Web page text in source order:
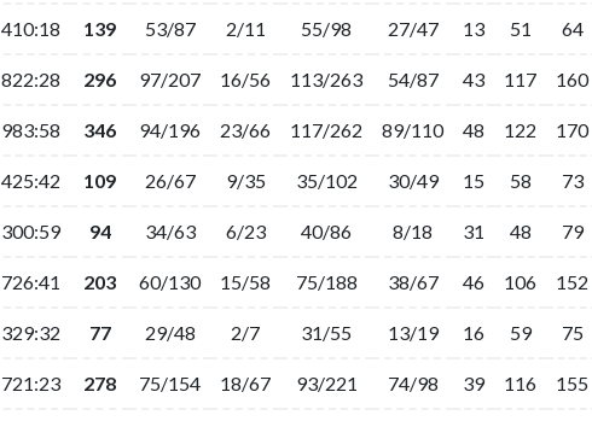
410:18 139 53/87 2/11 55/98 27/47 13 51 64
822:28 296 97/207 16/56 113/263 54/87 43 117 160
983:58 346 94/196 23/66 117/262 89/110 48 122 170
425:42 109 26/67 9/35 35/102 30/49 15 58 73
300:59 94 34/63 6/23 40/86 8/18 31 48 79
726:41 203 60/130 15/58 75/188 38/67 46 106 152
329:32 77 29/48 2/7 31/55 13/19 16 59 75
721:23 278 75/154 18/67 93/221 74/98 39 116 155